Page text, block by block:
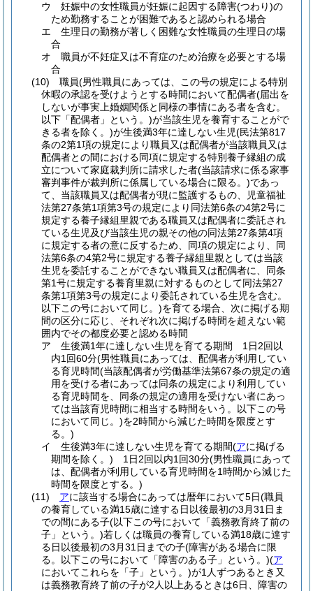
ウ
妊娠中の女性職員が妊娠に起因する障害(つわり)の
ため勤務することが困難であると認められる場合
エ
生理日の勤務が著しく困難な女性職員の生理日の場
合
オ
職員が不妊症又は不育症のため治療を必要とする場
合
(10)
職員(男性職員にあっては、この号の規定による特別
休暇の承認を受けようとする時間において配偶者(届出を
しないが事実上婚姻関係と同様の事情にある者を含む。
以下「配偶者」という。)が当該生児を養育することがで
きる者を除く。)が生後満3年に達しない生児(民法第817
条の2第1項の規定により職員又は配偶者が当該職員又は
配偶者との間における同項に規定する特別養子縁組の成
立について家庭裁判所に請求した者(当該請求に係る家事
審判事件が裁判所に係属している場合に限る。)であっ
て、当該職員又は配偶者が現に監護するもの、児童福祉
法第27条第1項第3号の規定により同法第6条の4第2号に
規定する養子縁組里親である職員又は配偶者に委託され
ている生児及び当該生児の親その他の同法第27条第4項
に規定する者の意に反するため、同項の規定により、同
法第6条の4第2号に規定する養子縁組里親としては当該
生児を委託することができない職員又は配偶者に、同条
第1号に規定する養育里親に対するものとして同法第27
条第1項第3号の規定により委託されている生児を含む。
以下この号において同じ。)を育てる場合、次に掲げる期
間の区分に応じ、それぞれ次に掲げる時間を超えない範
囲内でその都度必要と認める時間
ア
生後満1年に達しない生児を育てる期間 1日2回以
内1回60分(男性職員にあっては、配偶者が利用してい
る育児時間(当該配偶者が労働基準法第67条の規定の適
用を受ける者にあっては同条の規定により利用してい
る育児時間を、同条の規定の適用を受けない者にあっ
ては当該育児時間に相当する時間をいう。以下この号
において同じ。)を2時間から減じた時間を限度とす
る。)
イ
生後満3年に達しない生児を育てる期間(アに掲げる
期間を除く。) 1日2回以内1回30分(男性職員にあって
は、配偶者が利用している育児時間を1時間から減じた
時間を限度とする。)
(11)
アに該当する場合にあっては暦年において5日(職員
の養育している満15歳に達する日以後最初の3月31日ま
での間にある子(以下この号において「義務教育終了前の
子」という。)若しくは職員の養育している満18歳に達す
る日以後最初の3月31日までの子(障害がある場合に限
る。以下この号において「障害のある子」という。)(ア
においてこれらを「子」という。)が1人ずつあるとき又
は義務教育終了前の子が2人以上あるときは6日、障害の